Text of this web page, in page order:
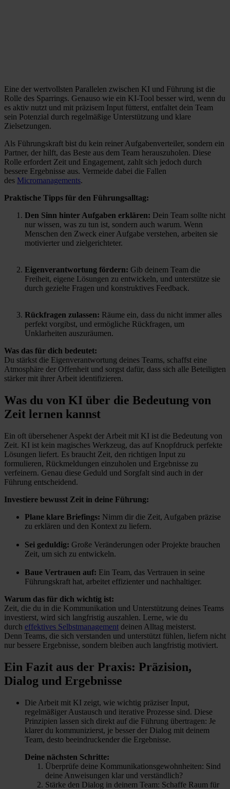
Eine der wertvollsten Parallelen zwischen KI und Führung ist die
Rolle des Sparrings. Genauso wie ein KI-Tool besser wird, wenn du
es aktiv nutzt und mit präzisem Input fütterst, entfaltet dein Team
sein Potenzial durch regelmäßige Unterstützung und klare
Zielsetzungen.
Als Führungskraft bist du kein reiner Aufgabenverteiler, sondern ein
Partner, der hilft, das Beste aus dem Team herauszuholen. Diese
Rolle erfordert Zeit und Engagement, zahlt sich jedoch durch
bessere Ergebnisse aus. Vermeide dabei die Fallen
des Micromanagements.
Praktische Tipps für den Führungsalltag:
Den Sinn hinter Aufgaben erklären: Dein Team sollte nicht
nur wissen, was zu tun ist, sondern auch warum. Wenn
Menschen den Zweck einer Aufgabe verstehen, arbeiten sie
motivierter und zielgerichteter.
Eigenverantwortung fördern: Gib deinem Team die
Freiheit, eigene Lösungen zu entwickeln, und unterstütze sie
durch gezielte Fragen und konstruktives Feedback.
Rückfragen zulassen: Räume ein, dass du nicht immer alles
perfekt vorgibst, und ermögliche Rückfragen, um
Unklarheiten auszuräumen.
Was das für dich bedeutet:
Du stärkst die Eigenverantwortung deines Teams, schaffst eine
Atmosphäre der Offenheit und sorgst dafür, dass sich alle Beteiligten
stärker mit ihrer Arbeit identifizieren.
Was du von KI über die Bedeutung von
Zeit lernen kannst
Ein oft übersehener Aspekt der Arbeit mit KI ist die Bedeutung von
Zeit. KI ist kein magisches Werkzeug, das auf Knopfdruck perfekte
Lösungen liefert. Es braucht Zeit, den richtigen Input zu
formulieren, Rückmeldungen einzuholen und Ergebnisse zu
verfeinern. Genau diese Geduld und Sorgfalt sind auch in der
Führung entscheidend.
Investiere bewusst Zeit in deine Führung:
Plane klare Briefings: Nimm dir die Zeit, Aufgaben präzise
zu erklären und den Kontext zu liefern.
Sei geduldig: Große Veränderungen oder Projekte brauchen
Zeit, um sich zu entwickeln.
Baue Vertrauen auf: Ein Team, das Vertrauen in seine
Führungskraft hat, arbeitet effizienter und nachhaltiger.
Warum das für dich wichtig ist:
Zeit, die du in die Kommunikation und Unterstützung deines Teams
investierst, wird sich langfristig auszahlen. Lerne, wie du
durch effektives Selbstmanagement deinen Alltag meisterst.
Denn Teams, die sich verstanden und unterstützt fühlen, liefern nicht
nur bessere Ergebnisse, sondern bleiben auch langfristig motiviert.
Ein Fazit aus der Praxis: Präzision,
Dialog und Ergebnisse
Die Arbeit mit KI zeigt, wie wichtig präziser Input,
regelmäßiger Austausch und iterative Prozesse sind. Diese
Prinzipien lassen sich direkt auf die Führung übertragen: Je
klarer du kommunizierst, je besser der Dialog mit deinem
Team, desto beeindruckender die Ergebnisse.
Deine nächsten Schritte:
Überprüfe deine Kommunikationsgewohnheiten: Sind
deine Anweisungen klar und verständlich?
Stärke den Dialog in deinem Team: Schaffe Raum für